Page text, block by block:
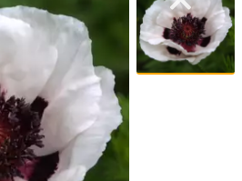
Zum vorigen Bild